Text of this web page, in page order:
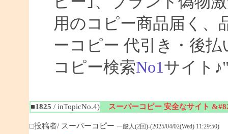
用のコピー商品届く、
ーコピー 代引き・後
コピー検索No1サイト
■1825 / inTopicNo.4) スーパーコピー 安全なサイト
□投稿者/ スーパーコピー 一般人(2回)-(2025/04/02(Wed) 11:29:50)